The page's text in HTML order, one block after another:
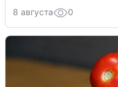
8 августа 0